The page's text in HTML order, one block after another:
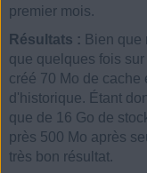
premier mois.
Résultats : Bien que
que quelques fois
créé 70 Mo de cache
d'historique. Étant
que de 16 Go de
près 500 Mo après
très bon résultat.